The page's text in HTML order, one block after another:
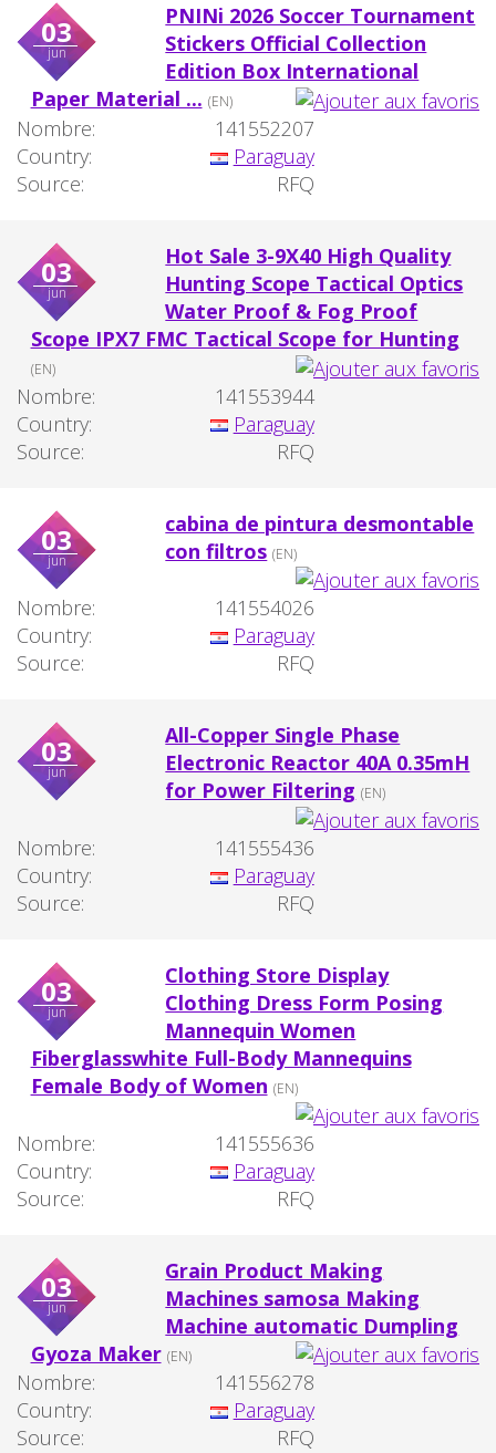
03
jun
PNINi 2026 Soccer Tournament
Stickers Official Collection
Edition Box International
Paper Material ... (EN)
Nombre:
141552207
Country:
Paraguay
Source:
RFQ
03
jun
Hot Sale 3-9X40 High Quality
Hunting Scope Tactical Optics
Water Proof & Fog Proof
Scope IPX7 FMC Tactical Scope for Hunting
(EN)
Nombre:
141553944
Country:
Paraguay
Source:
RFQ
03
jun
cabina de pintura desmontable
con filtros (EN)
Nombre:
141554026
Country:
Paraguay
Source:
RFQ
03
jun
All-Copper Single Phase
Electronic Reactor 40A 0.35mH
for Power Filtering (EN)
Nombre:
141555436
Country:
Paraguay
Source:
RFQ
03
jun
Clothing Store Display
Clothing Dress Form Posing
Mannequin Women
Fiberglasswhite Full-Body Mannequins
Female Body of Women (EN)
Nombre:
141555636
Country:
Paraguay
Source:
RFQ
03
jun
Grain Product Making
Machines samosa Making
Machine automatic Dumpling
Gyoza Maker (EN)
Nombre:
141556278
Country:
Paraguay
Source:
RFQ